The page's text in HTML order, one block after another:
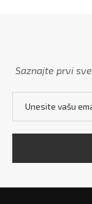
Saznajte prvi